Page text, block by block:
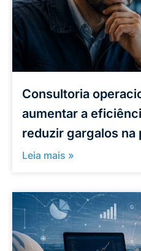
Consultoria
aumentar a
reduzir gargalos na
Leia mais »